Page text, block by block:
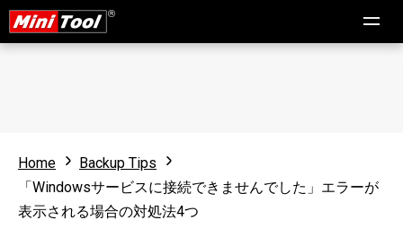
Home
Backup Tips
「Windowsサービスに接続できませんでした」エラーが
表示される場合の対処法4つ